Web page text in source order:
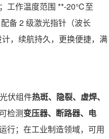
工作温度范围 **-20℃至
备 2 级激光指针（波长
，续航持久，更换便捷，满
伏组件热斑、隐裂、虚焊、
检测变压器、断路器、电
行；在工业制造领域，可用